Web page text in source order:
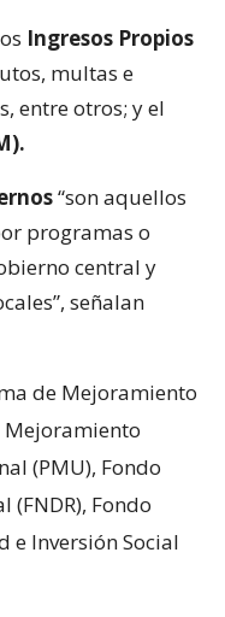
Ingresos Propios
multas e
entre otros; y el
“son aquellos
programas o
central y
señalan
de Mejoramiento
Mejoramiento
(PMU), Fondo
(FNDR), Fondo
e Inversión Social